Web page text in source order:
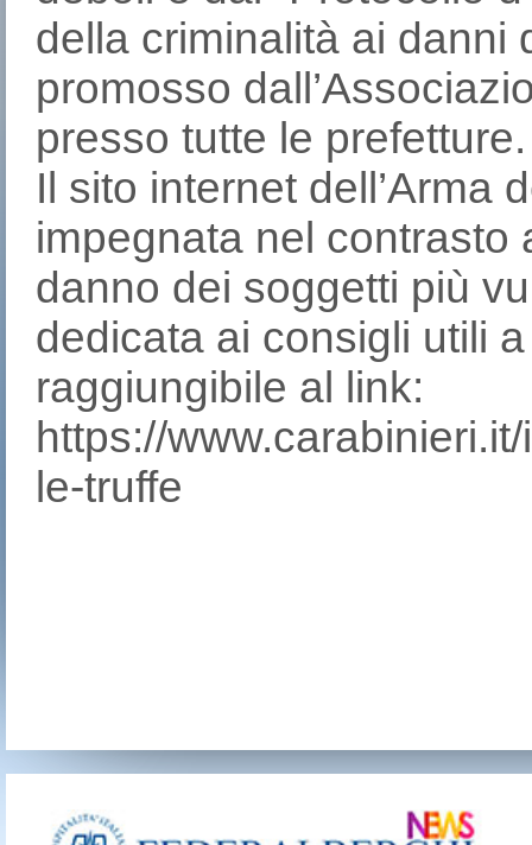
della criminalità ai danni
promosso
presso tutte le prefetture.
Il sito internet dell’Arma
impegnata nel contrasto
danno dei soggetti più
dedicata ai consigli utili
raggiungibile al link:
https://
le-truffe